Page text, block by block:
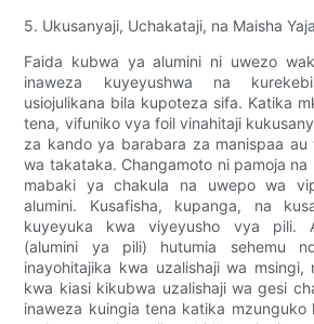
5. Ukusanyaji, Uchakataji, na Maisha
Faida kubwa ya alumini ni uwezo
inaweza kuyeyushwa na
usiojulikana bila kupoteza sifa. Katika
tena, vifuniko vya foil vinahitaji
za kando ya barabara za manispaa au
wa takataka. Changamoto ni pamoja
mabaki ya chakula na uwepo wa
alumini. Kusafisha, kupanga, na
kuyeyuka kwa viyeyusho vya pili.
(alumini ya pili) hutumia sehemu
inayohitajika kwa uzalishaji wa msingi,
kwa kiasi kikubwa uzalishaji wa gesi
inaweza kuingia tena katika mzunguko